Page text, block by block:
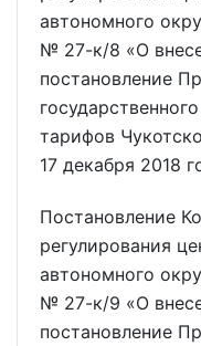
автономного
№ 27-к/8 «О
постановление
тарифов
17 декабря 2018
Постановление
регулирования
автономного
№ 27-к/9 «О
постановление